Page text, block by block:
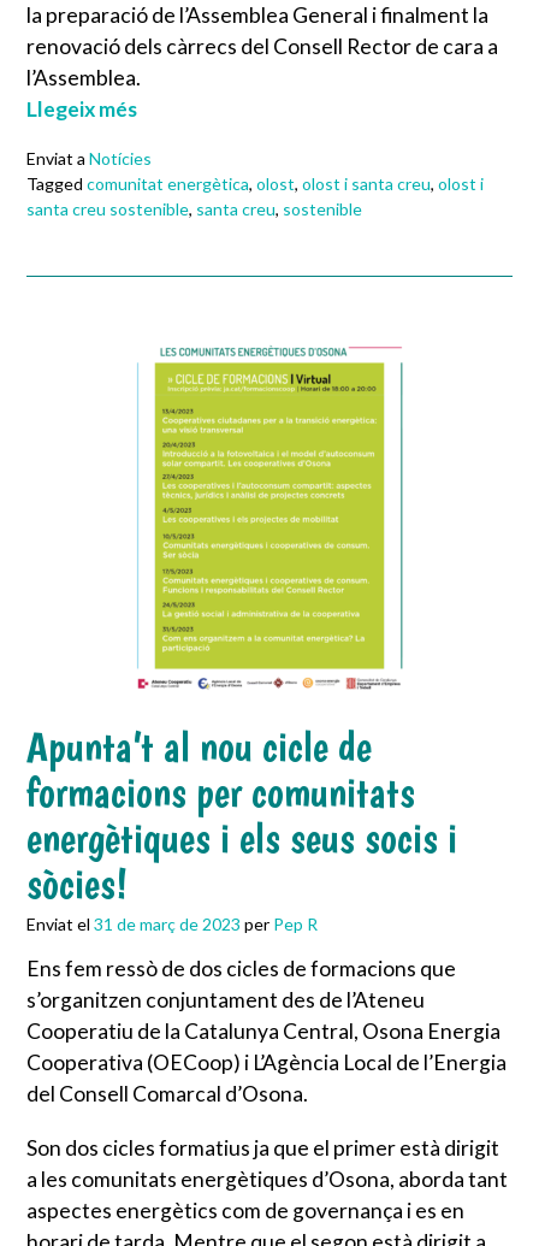
la preparació de l’Assemblea General i finalment la
renovació dels càrrecs del Consell Rector de cara a
l’Assemblea.
Llegeix més
Enviat a Notícies
Tagged comunitat energètica, olost, olost i santa creu, olost i
santa creu sostenible, santa creu, sostenible
Apunta’t al nou cicle de
formacions per comunitats
energètiques i els seus socis i
sòcies!
Enviat el 31 de març de 2023 per Pep R
Ens fem ressò de dos cicles de formacions que
s’organitzen conjuntament des de l’Ateneu
Cooperatiu de la Catalunya Central, Osona Energia
Cooperativa (OECoop) i L’Agència Local de l’Energia
del Consell Comarcal d’Osona.
Son dos cicles formatius ja que el primer està dirigit
a les comunitats energètiques d’Osona, aborda tant
aspectes energètics com de governança i es en